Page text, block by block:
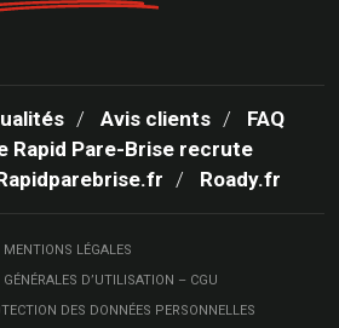
Avis clients
FAQ
Rapid Pare-Brise recrute
Roady.fr
MENTIONS LÉGALES
D’UTILISATION – CGU
DES DONNÉES PERSONNELLES